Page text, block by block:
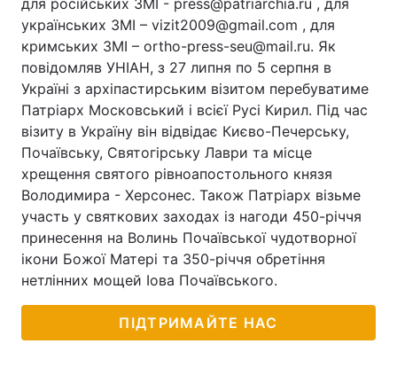
Економіка Світ
Спорт Наука
Техно і зв'язок Лайт
Зброя Інциденти
Здоров'я
Цікавинки Погода
Екологія Регіони
Лонгріди
для російських ЗМІ - press@patriarchia.ru , для
українських ЗМІ – vizit2009@gmail.com , для
кримських ЗМІ – ortho-press-seu@mail.ru. Як
повідомляв УНІАН, з 27 липня по 5 серпня в
Україні з архіпастирським візитом перебуватиме
Патріарх Московський і всієї Русі Кирил. Під час
візиту в Україну він відвідає Києво-Печерську,
Почаївську, Святогірську Лаври та місце
хрещення святого рівноапостольного князя
Володимира - Херсонес. Також Патріарх візьме
участь у святкових заходах із нагоди 450-річчя
принесення на Волинь Почаївської чудотворної
ікони Божої Матері та 350-річчя обретіння
нетлінних мощей Іова Почаївського.
ПІДТРИМАЙТЕ НАС